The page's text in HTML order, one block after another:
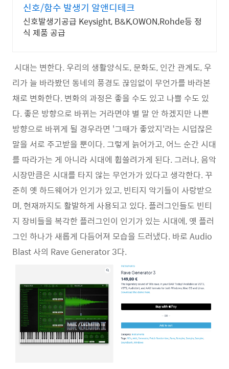
신호/함수 발생기 알앤디테크
신호발생기공급 Keysight, B&K,OWON,Rohde등 정
식 제품 공급
시대는 변한다. 우리의 생활양식도, 문화도, 인간 관계도, 우
리가 늘 바라봤던 동네의 풍경도 끊임없이 무언가를 바라본
채로 변화한다. 변화의 과정은 좋을 수도 있고 나쁠 수도 있
다. 좋은 방향으로 바뀌는 거라면야 별 말 안 하겠지만 나쁜
방향으로 바뀌게 될 경우라면 '그때가 좋았지'라는 시덥잖은
말을 서로 주고받을 뿐이다. 그렇게 늙어가고, 어느 순간 시대
를 따라가는 게 아니라 시대에 휩쓸려가게 된다. 그러나, 음악
시장만큼은 시대를 타지 않는 무언가가 있다고 생각한다. 꾸
준히 옛 하드웨어가 인기가 있고, 빈티지 악기들이 사랑받으
며, 현재까지도 활발하게 사용되고 있다. 플러그인들도 빈티
지 장비들을 복각한 플러그인이 인기가 있는 시대에, 옛 플러
그인 하나가 새롭게 다듬어져 모습을 드러냈다. 바로 Audio
Blast 사의 Rave Generator 3다.